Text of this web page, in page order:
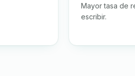
Mayor tasa de
escribir.